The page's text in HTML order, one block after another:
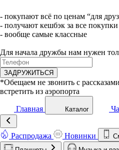
- покупают всё по ценам “для
- получают кешбэк за все покупки
- вообще самые классные
Для начала дружбы нам нужен
ЗАДРУЖИТЬСЯ
*Обещаем не звонить с
встретить из аэропорта
Главная Каталог
Распродажа Новинки